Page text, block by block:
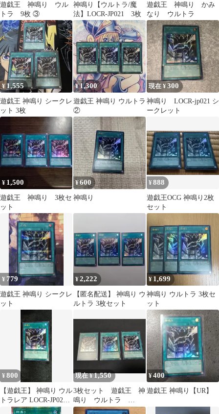
遊戯王 神鳴り ウル
トラ 9枚 ③
神鳴り【ウルトラ/魔
法】LOCR-JP021 3枚
遊戯王 神鳴り かみ
なり ウルトラ
¥1,555
遊戯王 神鳴り シークレ
ット 3枚
¥1,300
遊戯王 神鳴り ウルトラ
②
現在 ¥300
神鳴り LOCR-jp021 シ
ークレット
¥ 1,500
遊戯王 神鳴り 3枚セ
ット
¥600
神鳴り
¥888
遊戯王OCG 神鳴り2枚
セット
¥ 779
遊戯王 神鳴り シークレ
ット
¥2,222
【匿名配送】 神鳴り ウ
ルトラ 3枚セット
¥ 1,699
神鳴り ウルトラ 3枚セ
ット
¥800
【遊戯王】 神鳴り ウル
トラレア LOCR-JP021
【状態A】
現在 ¥1,550
3枚セット 遊戯王 神
鳴り ウルトラ
LOCR-JP021 ブリッツ
¥400
遊戯王 神鳴り【UR】